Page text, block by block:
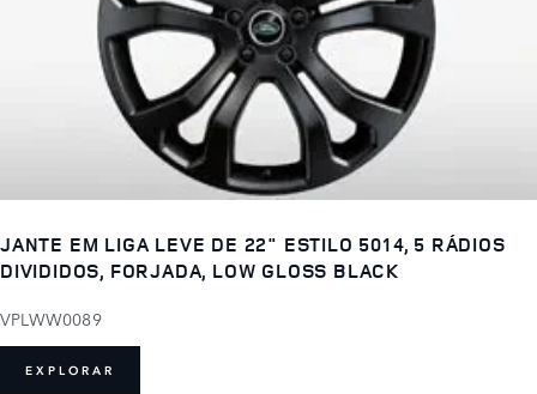
JANTE EM LIGA LEVE DE 22" ESTILO 5014, 5 RÁDIOS
DIVIDIDOS, FORJADA, LOW GLOSS BLACK
VPLWW0089
EXPLORAR